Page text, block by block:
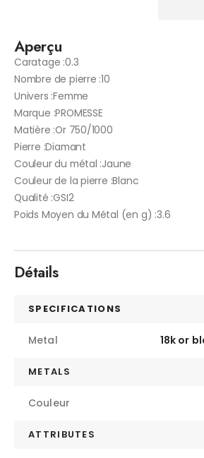
Aperçu
Caratage :0.3
Nombre de pierre :10
Univers :Femme
Marque :PROMESSE
Matière :Or 750/1000
Pierre :Diamant
Couleur du métal :Jaune
Couleur de la pierre :Blanc
Qualité :GSI2
Poids Moyen du Métal (en g) :3.6
Détails
SPECIFICATIONS
Metal 18k or
METALS
Couleur
ATTRIBUTES